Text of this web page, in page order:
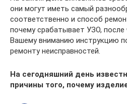
они могут иметь самый
соответственно и способ
почему срабатывает УЗО, после
Вашему вниманию инструкцию
ремонту неисправностей.
На сегодняшний день
причины того, почему